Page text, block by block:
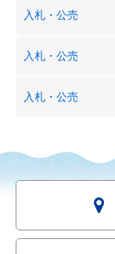
入札・公売
入札・公売
入札・公売